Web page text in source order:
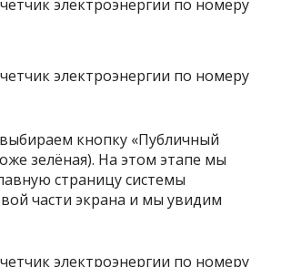
кнопку «Публичный
зелёная). На этом этапе мы
страницу системы
части экрана и мы увидим